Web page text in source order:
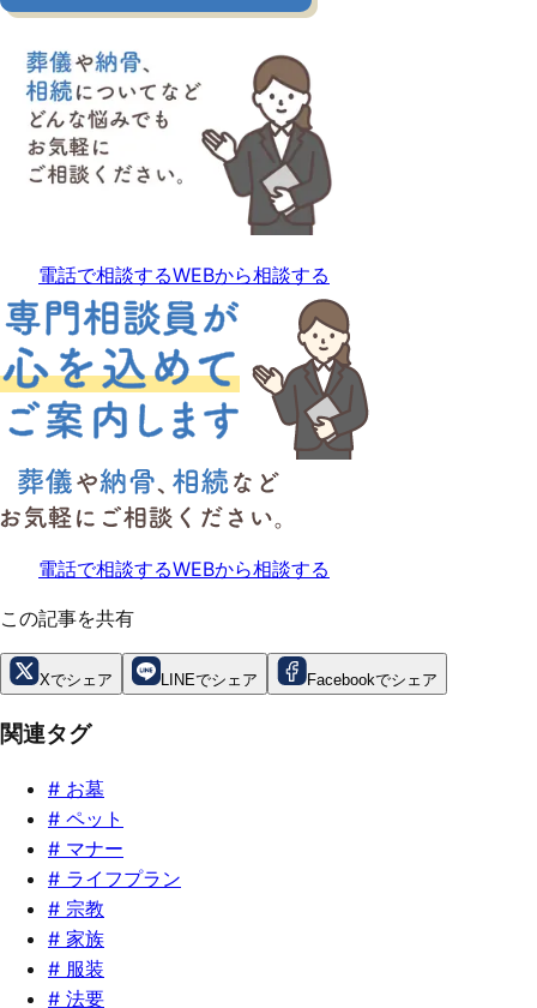
電話で相談するWEBから相談する
電話で相談するWEBから相談する
この記事を共有
Xでシェア LINEでシェア Facebookでシェア
関連タグ
# お墓
# ペット
# マナー
# ライフプラン
# 宗教
# 家族
# 服装
# 法要